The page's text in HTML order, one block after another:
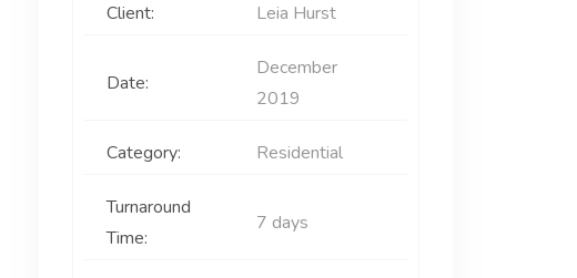
Client: Leia Hurst
Date:
December
2019
Category: Residential
Turnaround
Time:
7 days